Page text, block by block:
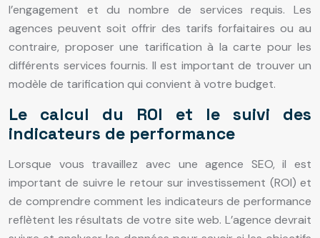
l’engagement et du nombre de services requis. Les
agences peuvent soit offrir des tarifs forfaitaires ou au
contraire, proposer une tarification à la carte pour les
différents services fournis. Il est important de trouver un
modèle de tarification qui convient à votre budget.
Le calcul du ROI et le suivi des
indicateurs de performance
Lorsque vous travaillez avec une agence SEO, il est
important de suivre le retour sur investissement (ROI) et
de comprendre comment les indicateurs de performance
reflètent les résultats de votre site web. L’agence devrait